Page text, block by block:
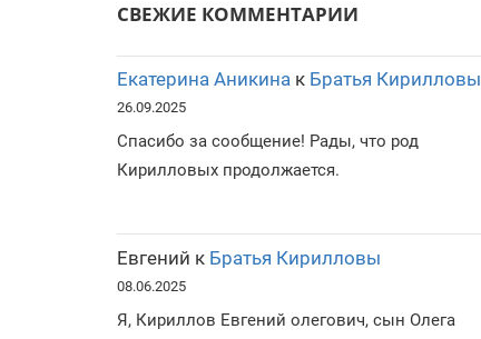
СВЕЖИЕ КОММЕНТАРИИ
Екатерина Аникинак Братья Кирилловы
26.09.2025
Спасибо за сообщение! Рады, что род
Кирилловых продолжается.
Евгений к Братья Кирилловы
08.06.2025
Я, Кириллов Евгений олегович, сын Олега